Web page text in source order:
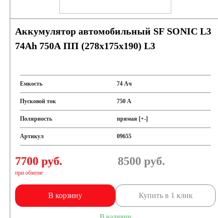
Аккумуляторы для лодок, катеров, яхт
Аккумуляторы для катеров, яхт и лодок
Аккумуляторы для лодочных электромоторов
Тяговые аккумуляторы Аккумуляторы для
Аккумулятор автомобильный SF SONIC L3
74Ah 750A ПП (278х175х190) L3
Емкость 74 Ач
Пусковой ток 750 А
Полярность прямая [+-]
Артикул 09655
7700 руб.
при обмене
8500 руб.
В корзину Купить в 1 клик